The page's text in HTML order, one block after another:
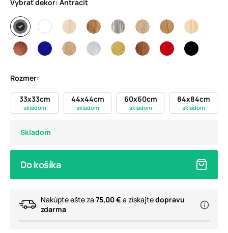
Vybrať dekor: Antracit
Rozmer:
33x33cm
skladom
44x44cm
skladom
60x60cm
skladom
84x84cm
skladom
Skladom
Do košíka
Nakúpte ešte za 75,00 € a získajtedopravu
zdarma